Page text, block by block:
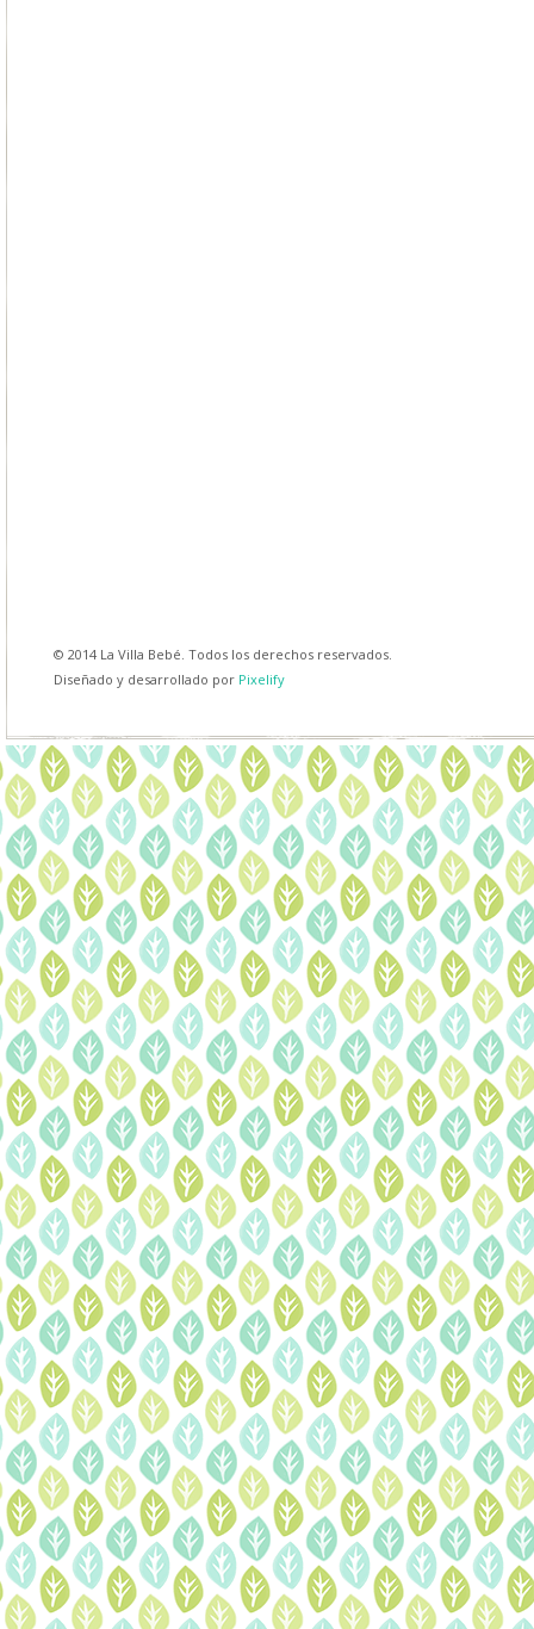
© 2014 La Villa Bebé. Todos los derechos reservados.
Diseñado y desarrollado por Pixelify